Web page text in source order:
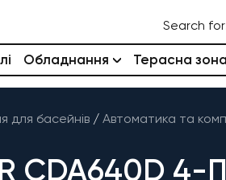
Search
Обладнання Терасна зона
для басейнів / Автоматика та
CDA640D